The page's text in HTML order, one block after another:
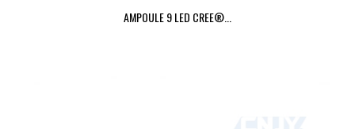
AMPOULE 9 LED CREE®...